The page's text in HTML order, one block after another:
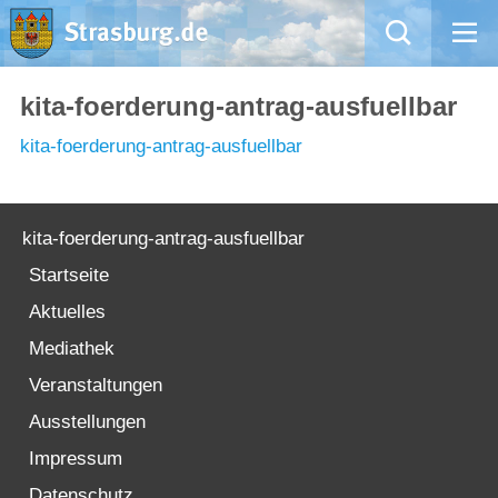
Mängelmeldung
Aktuelles
Natur – Kultur – Tourismus
Willkommen in Strasburg (Uckermark)
kita-foerderung-antrag-ausfuellbar
kita-foerderung-antrag-ausfuellbar
kita-foerderung-antrag-ausfuellbar
Startseite
Aktuelles
Mediathek
Veranstaltungen
Ausstellungen
Impressum